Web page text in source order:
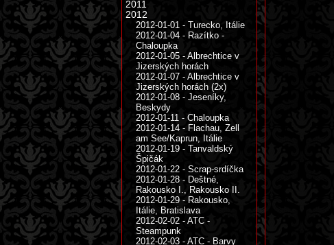
2011
2012
2012-01-01 - Turecko, Itálie
2012-01-04 - Razítko -
Chaloupka
2012-01-05 - Albrechtice v
Jizerských horách
2012-01-07 - Albrechtice v
Jizerských horách (2x)
2012-01-08 - Jeseníky,
Beskydy
2012-01-11 - Chaloupka
2012-01-14 - Flachau, Zell
am See/Kaprun, Itálie
2012-01-19 - Tanvaldský
Špičák
2012-01-22 - Scrap-srdíčka
2012-01-28 - Deštné,
Rakousko I., Rakousko II.
2012-01-29 - Rakousko,
Itálie, Bratislava
2012-02-02 - ATC -
Steampunk
2012-02-03 - ATC - Barvy